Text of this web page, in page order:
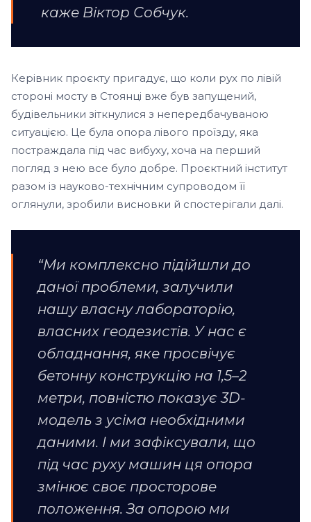
каже Віктор Собчук.
Керівник проєкту пригадує, що коли рух по лівій
стороні мосту в Стоянці вже був запущений,
будівельники зіткнулися з непередбачуваною
ситуацією. Це була опора лівого проїзду, яка
постраждала під час вибуху, хоча на перший
погляд з нею все було добре. Проєктний інститут
разом із науково-технічним супроводом її
оглянули, зробили висновки й спостерігали далі.
“Ми комплексно підійшли до
даної проблеми, залучили
нашу власну лабораторію,
власних геодезистів. У нас є
обладнання, яке просвічує
бетонну конструкцію на 1,5–2
метри, повністю показує 3D-
модель з усіма необхідними
даними. І ми зафіксували, що
під час руху машин ця опора
змінює своє просторове
положення. За опорою ми